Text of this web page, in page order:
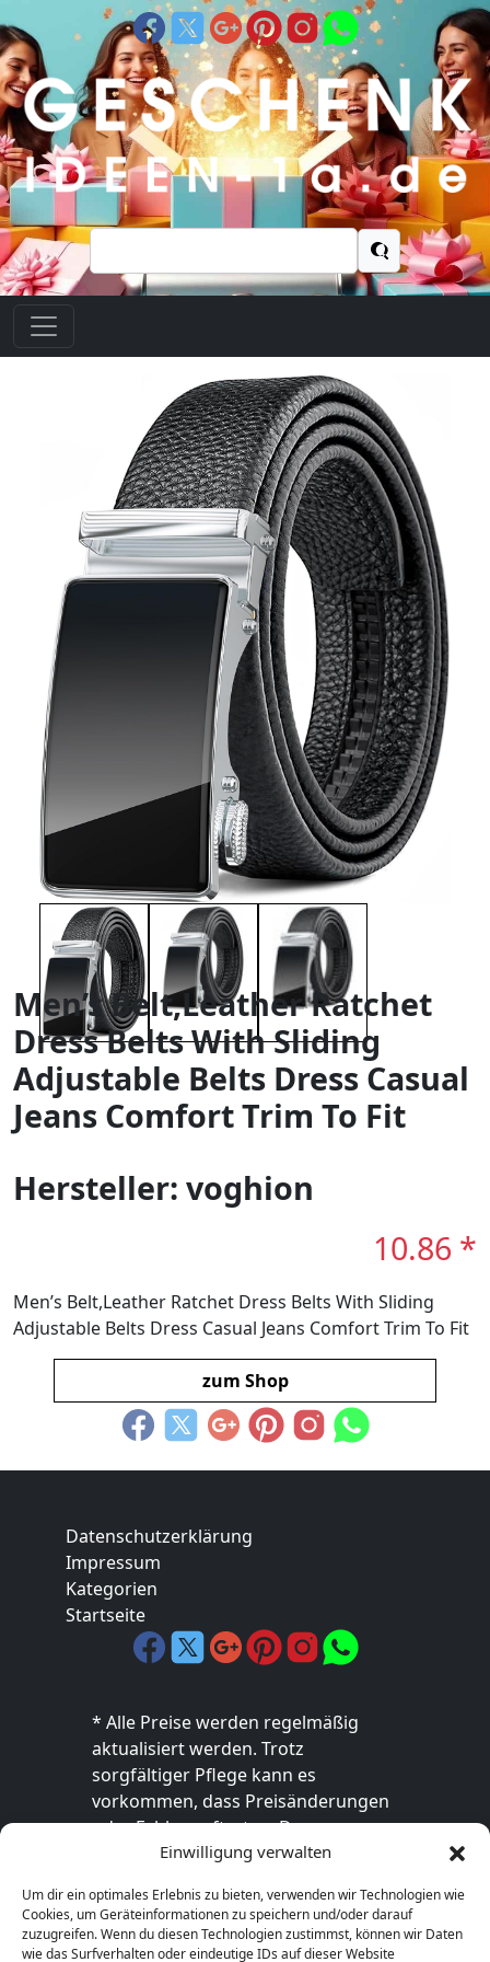
Einwilligung verwalten
Um dir ein optimales Erlebnis zu bieten, verwenden wir Technologien wie
Cookies, um Geräteinformationen zu speichern und/oder darauf
zuzugreifen. Wenn du diesen Technologien zustimmst, können wir Daten
wie das Surfverhalten oder eindeutige IDs auf dieser Website
Suchen
nach:
Men’s Belt,Leather Ratchet
Dress Belts With Sliding
Adjustable Belts Dress Casual
Jeans Comfort Trim To Fit
Hersteller: voghion
10.86 *
Men’s Belt,Leather Ratchet Dress Belts With Sliding
Adjustable Belts Dress Casual Jeans Comfort Trim To Fit
zum Shop
Datenschutzerklärung
Impressum
Kategorien
Startseite
* Alle Preise werden regelmäßig
aktualisiert werden. Trotz
sorgfältiger Pflege kann es
vorkommen, dass Preisänderungen
oder Fehler auftreten. Der
endgültige Preis sowie die
ausschließlich im jeweiligen Online-
Shop des Anbieters verbindlich. Bitte